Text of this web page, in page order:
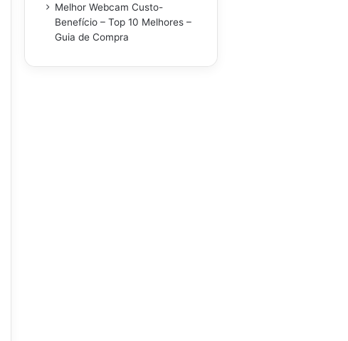
Melhor Webcam Custo-
Benefício – Top 10 Melhores –
Guia de Compra